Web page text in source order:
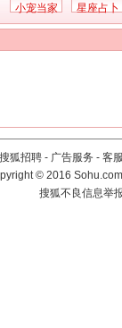
小宠当家 星座占卜
搜狐招聘 - 广告服务 - 客
©2016
搜狐不良信息举